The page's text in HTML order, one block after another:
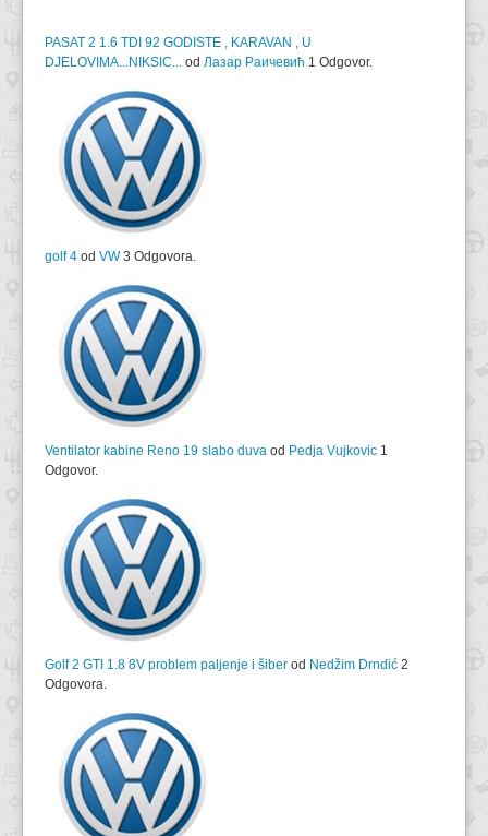
PASAT 2 1.6 TDI 92 GODISTE , KARAVAN , U
DJELOVIMA...NIKSIC...
od Лазар Раичевић 1 Odgovor.
golf 4 od VW 3 Odgovora.
Ventilator kabine Reno 19 slabo duva od Pedja Vujkovic 1
Odgovor.
Golf 2 GTI 1.8 8V problem paljenje i šiber od Nedžim Drndić 2
Odgovora.